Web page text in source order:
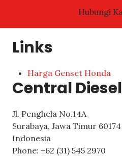
Hubungi
Links
Harga Genset Honda
Central Diesel
Jl. Penghela No.14A
Surabaya, Jawa Timur 60174
Indonesia
Phone: +62 (31) 545 2970